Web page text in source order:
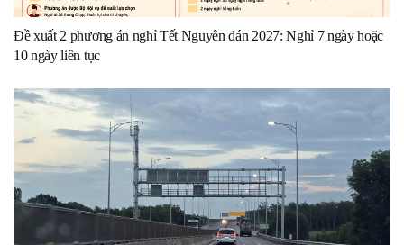
Đề xuất 2 phương án nghỉ Tết Nguyên đán 2027: Nghỉ 7 ngày hoặc
10 ngày liên tục